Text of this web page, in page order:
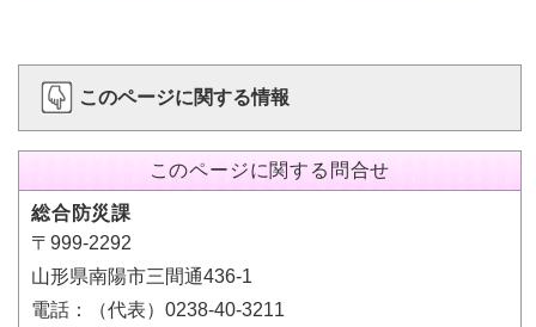
このページに関する情報
このページに関する問合せ
総合防災課
〒999-2292
山形県南陽市三間通436-1
電話：（代表）0238-40-3211